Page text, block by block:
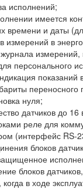
исполнений;
имеется
времени и даты
измерений в
измерений,
персонального
показаний
переносного
нуля;
датчиков до
реле для
(интерфейс RS-
блоков
блоков
в ходе